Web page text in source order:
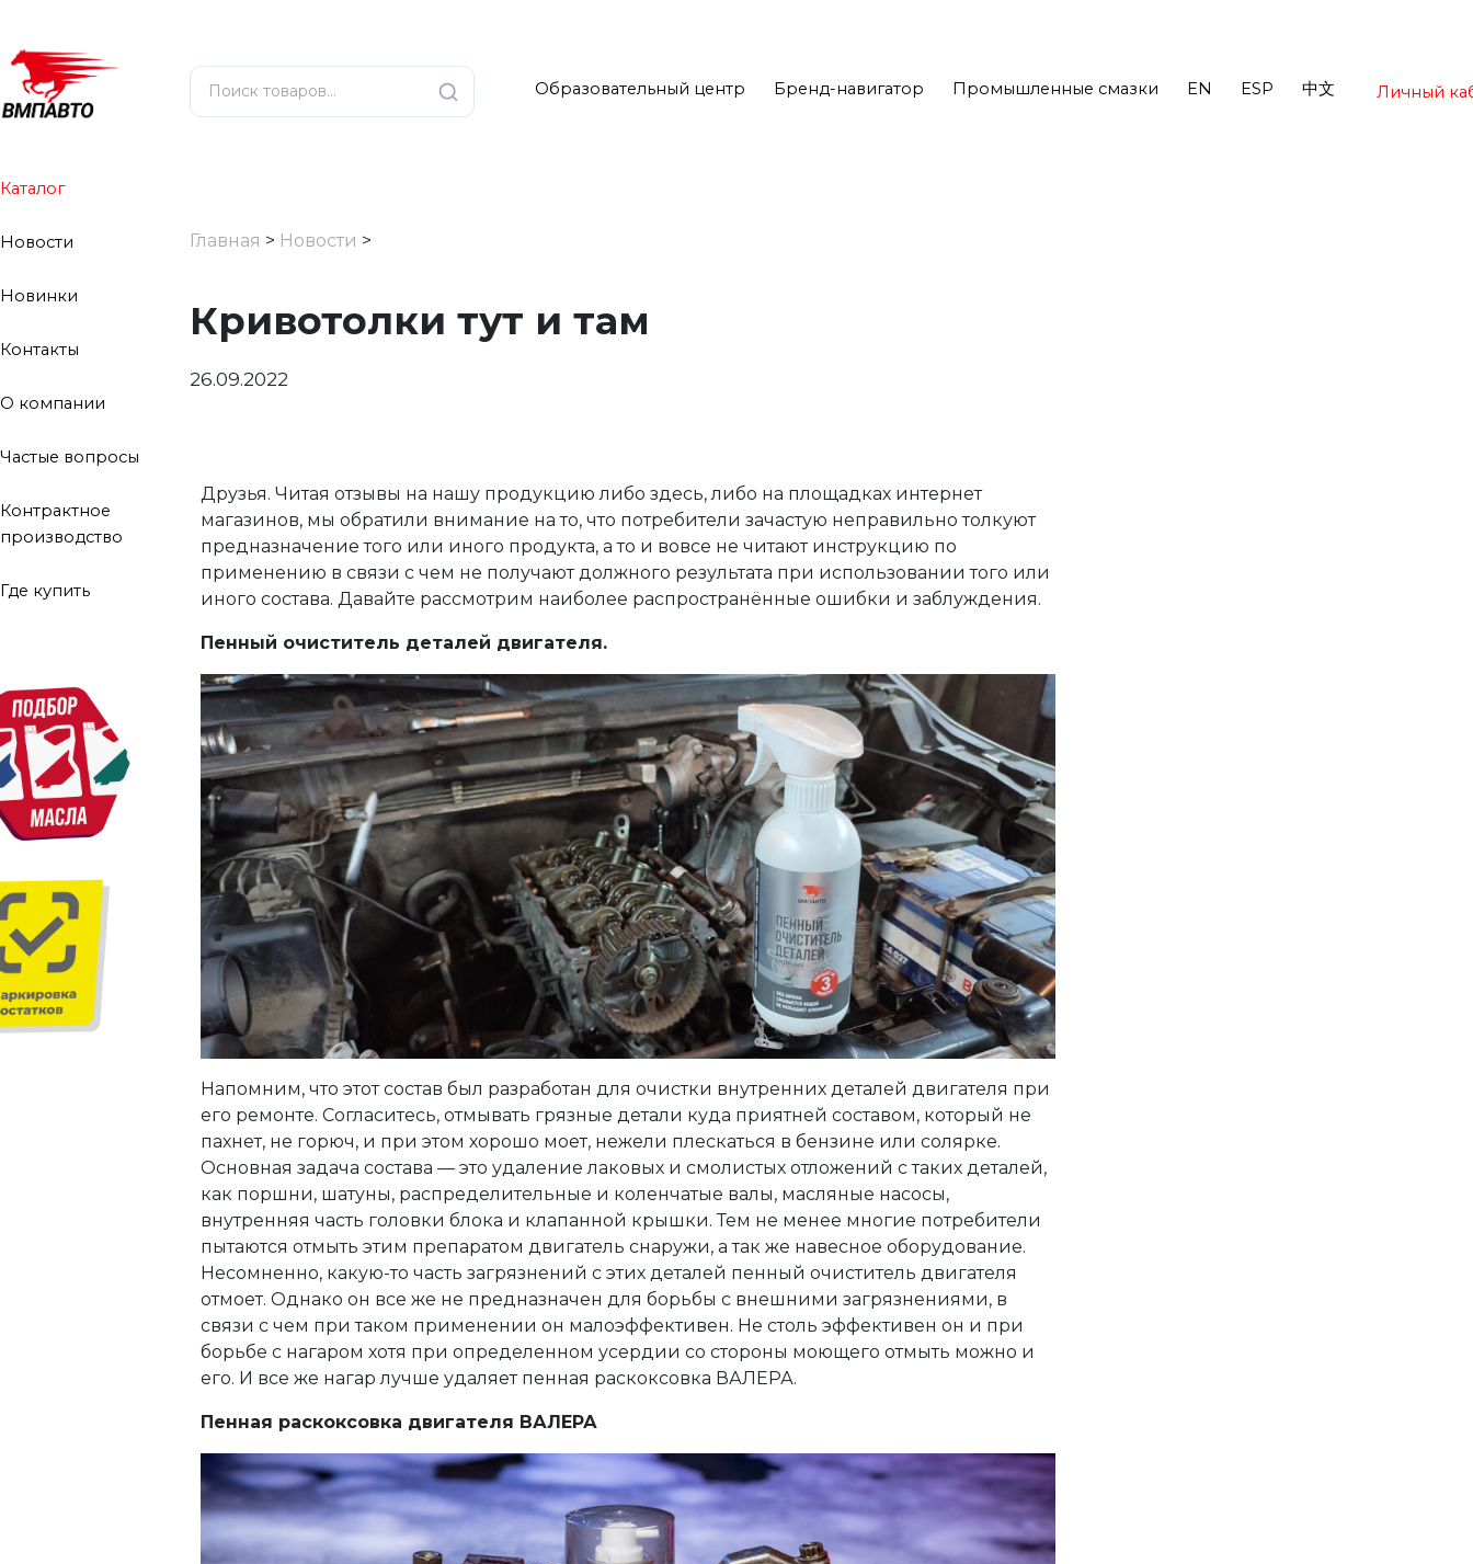
Каталог
Новости
Новинки
Контакты
О компании
Частые вопросы
Контрактное
производство
Где купить
Образовательный центр Бренд-навигатор Промышленные смазки EN ESP 中文 Личный
Главная > Новости >
Кривотолки тут и там
26.09.2022
Друзья. Читая отзывы на нашу продукцию либо здесь, либо на площадках интернет
магазинов, мы обратили внимание на то, что потребители зачастую неправильно толкуют
предназначение того или иного продукта, а то и вовсе не читают инструкцию по
применению в связи с чем не получают должного результата при использовании того или
иного состава. Давайте рассмотрим наиболее распространённые ошибки и заблуждения.
Пенный очиститель деталей двигателя.
Напомним, что этот состав был разработан для очистки внутренних деталей двигателя при
его ремонте. Согласитесь, отмывать грязные детали куда приятней составом, который не
пахнет, не горюч, и при этом хорошо моет, нежели плескаться в бензине или солярке.
Основная задача состава — это удаление лаковых и смолистых отложений с таких деталей,
как поршни, шатуны, распределительные и коленчатые валы, масляные насосы,
внутренняя часть головки блока и клапанной крышки. Тем не менее многие потребители
пытаются отмыть этим препаратом двигатель снаружи, а так же навесное оборудование.
Несомненно, какую-то часть загрязнений с этих деталей пенный очиститель двигателя
отмоет. Однако он все же не предназначен для борьбы с внешними загрязнениями, в
связи с чем при таком применении он малоэффективен. Не столь эффективен он и при
борьбе с нагаром хотя при определенном усердии со стороны моющего отмыть можно и
его. И все же нагар лучше удаляет пенная раскоксовка ВАЛЕРА.
Пенная раскоксовка двигателя ВАЛЕРА